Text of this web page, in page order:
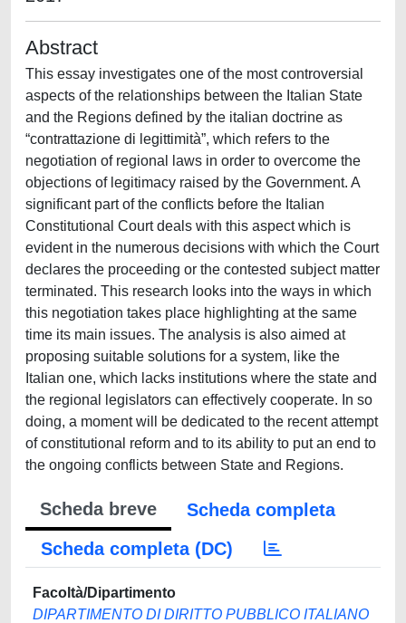
Abstract
This essay investigates one of the most controversial
aspects of the relationships between the Italian State
and the Regions defined by the italian doctrine as
“contrattazione di legittimità”, which refers to the
negotiation of regional laws in order to overcome the
objections of legitimacy raised by the Government. A
significant part of the conflicts before the Italian
Constitutional Court deals with this aspect which is
evident in the numerous decisions with which the Court
declares the proceeding or the contested subject matter
terminated. This research looks into the ways in which
this negotiation takes place highlighting at the same
time its main issues. The analysis is also aimed at
proposing suitable solutions for a system, like the
Italian one, which lacks institutions where the state and
the regional legislators can effectively cooperate. In so
doing, a moment will be dedicated to the recent attempt
of constitutional reform and to its ability to put an end to
the ongoing conflicts between State and Regions.
Scheda breve
Scheda completa
Scheda completa (DC)
Facoltà/Dipartimento
DIPARTIMENTO DI DIRITTO PUBBLICO ITALIANO